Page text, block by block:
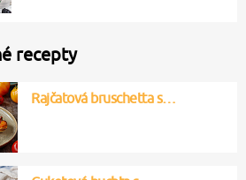
recepty
Rajčatová bruschetta s…